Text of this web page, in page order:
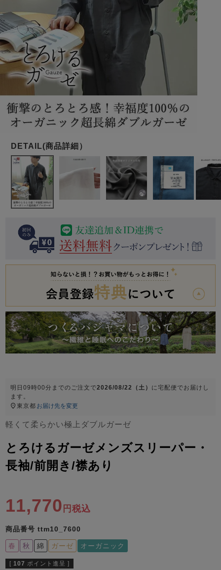
春 夏 秋 冬
ガールズパジャマ
春 夏 秋 冬
ボーイズパジャマ
春 夏 秋 冬
- Item Ranking -
すべての季節のパジャマ一覧はこちら
サッカー/ちぢみ 楊
柳
起毛/フランネル
柄物
売れ筋ランキング
すべての生地一覧はこちら
インナーウェア 生活雑貨 カタログギフト
売れ筋ランキング
- Item Ranking -
- New Arrival -
目的別でさがす一覧はこちら
ズボン単品
すべてのメン
ズ
パジャマ
長袖 半袖
前開き かぶり スリーパー
作務衣
羽織・バスロ
上着単品
ズボン単品
すべてのキッ
ズ
パジャマ
ガールズ前開
き
ガールズかぶ
り
ボーイズ長袖
ボーイズ半袖
SDGsの取り組み
明日09時00分 までのご注文で2026/08/22（土） に宅配便 でお届けし
ます。
東京都 お届け先を変更
軽くて柔らかい極上ダブルガーゼ
とろけるガーゼメンズスリーパー・
長袖/前開き/襟あり
11,770 税込
商品番号 ttm10_7600
春 秋 綿 ガーゼ オーガニック
[ 107 ポイント進呈 ]